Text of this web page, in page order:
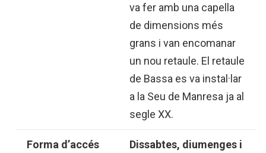
va fer amb una capella
de dimensions més
grans i van encomanar
un nou retaule. El retaule
de Bassa es va instal·lar
a la Seu de Manresa ja al
segle XX.
Forma d’accés
Dissabtes, diumenges i